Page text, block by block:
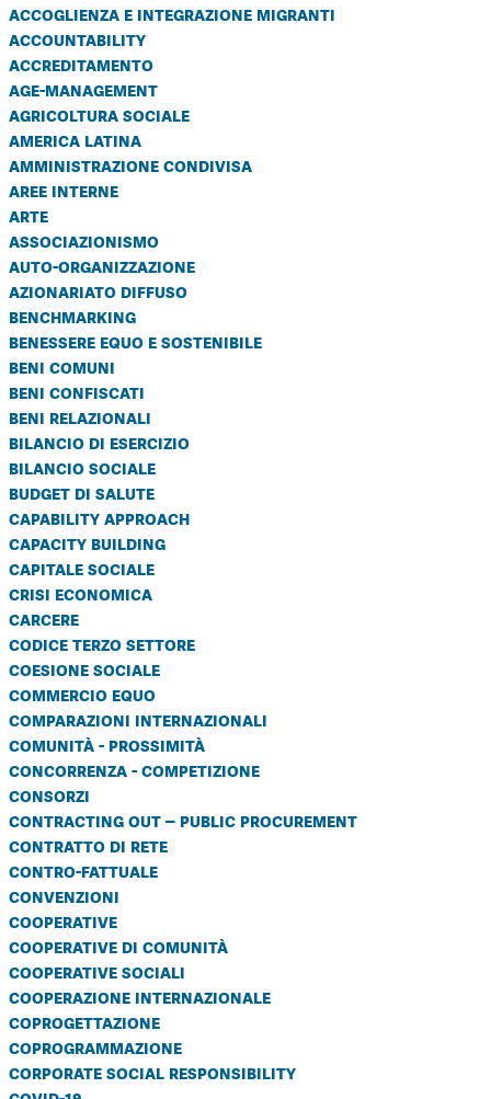
accoglienza e integrazione migranti
accountability
accreditamento
age-management
agricoltura sociale
america latina
amministrazione condivisa
aree interne
arte
associazionismo
auto-organizzazione
azionariato diffuso
benchmarking
benessere equo e sostenibile
beni comuni
beni confiscati
beni relazionali
bilancio di esercizio
bilancio sociale
budget di salute
capability approach
capacity building
capitale sociale
crisi economica
carcere
codice terzo settore
coesione sociale
commercio equo
comparazioni internazionali
comunità - prossimità
concorrenza - competizione
consorzi
contracting out – public procurement
contratto di rete
contro-fattuale
convenzioni
cooperative
cooperative di comunità
cooperative sociali
cooperazione internazionale
coprogettazione
coprogrammazione
corporate social responsibility